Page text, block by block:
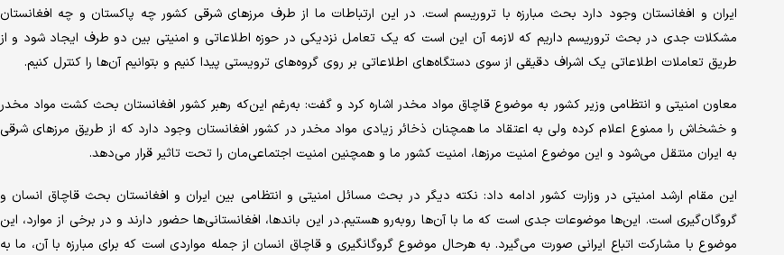
ایران و افغانستان وجود دارد بحث مبارزه با تروریسم است. در این ارتباطات ما از طرف مرزهای شرقی کشور چه پاکستان و چه افغانستان
مشکلات جدی در بحث تروریسم داریم که لازمه آن این است که یک تعامل نزدیکی در حوزه اطلاعاتی و امنیتی بین دو طرف ایجاد شود و از
طریق تعاملات اطلاعاتی یک اشراف دقیقی از سوی دستگاه‌های اطلاعاتی بر روی گروه‌های ترویستی پیدا کنیم و بتوانیم آن‌ها را کنترل کنیم.
معاون امنیتی و انتظامی وزیر کشور به موضوع قاچاق مواد مخدر اشاره کرد و گفت: به‌رغم این‌که رهبر کشور افغانستان بحث کشت مواد مخدر
و خشخاش را ممنوع اعلام کرده ولی به اعتقاد ما همچنان ذخائر زیادی مواد مخدر در کشور افغانستان وجود دارد که از طریق مرزهای شرقی
به ایران منتقل می‌شود و این موضوع امنیت مرزها، امنیت کشور ما و همچنین امنیت اجتماعی‌مان را تحت تاثیر قرار می‌دهد.
این مقام ارشد امنیتی در وزارت کشور ادامه داد: نکته دیگر در بحث مسائل امنیتی و انتظامی بین ایران و افغانستان بحث قاچاق انسان و
گروگان‌گیری است. این‌ها موضوعات جدی است که ما با آن‌ها روبه‌رو هستیم. در این باندها، افغانستانی‌ها حضور دارند و در برخی از موارد، این
موضوع با مشارکت اتباع ایرانی صورت می‌گیرد. به هرحال موضوع گروگانگیری و قاچاق انسان از جمله مواردی است که برای مبارزه با آن، ما به